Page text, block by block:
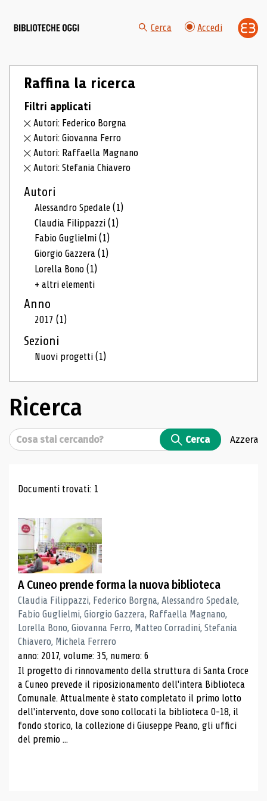
Cerca Accedi
Raffina la ricerca
Filtri applicati
Autori: Federico Borgna
Autori: Giovanna Ferro
Autori: Raffaella Magnano
Autori: Stefania Chiavero
Autori
Alessandro Spedale(1)
Claudia Filippazzi(1)
Fabio Guglielmi(1)
Giorgio Gazzera(1)
Lorella Bono(1)
+ altri elementi
Anno
2017(1)
Sezioni
Nuovi progetti(1)
Ricerca
Cerca Cerca Azzera
Risultati di ricerca
Documenti trovati: 1
A Cuneo prende forma la nuova biblioteca
Claudia Filippazzi, Federico Borgna, Alessandro Spedale,
Fabio Guglielmi, Giorgio Gazzera, Raffaella Magnano,
Lorella Bono, Giovanna Ferro, Matteo Corradini, Stefania
Chiavero, Michela Ferrero
anno: 2017, volume: 35, numero: 6
Il progetto di rinnovamento della struttura di Santa Croce
a Cuneo prevede il riposizionamento dell'intera Biblioteca
Comunale. Attualmente è stato completato il primo lotto
dell'intervento, dove sono collocati la biblioteca 0-18, il
fondo storico, la collezione di Giuseppe Peano, gli uffici
del premio ...